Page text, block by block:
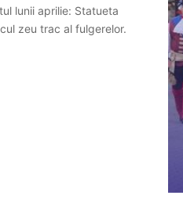
lunii aprilie: Statueta
zeu trac al fulgerelor.